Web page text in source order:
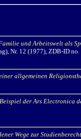
und Arbeitswelt als
), Nr. 12 (1977), ZDB-ID
allgemeinen
der Ars Electronica
Wege zur